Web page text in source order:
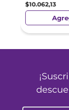
$10.062,13